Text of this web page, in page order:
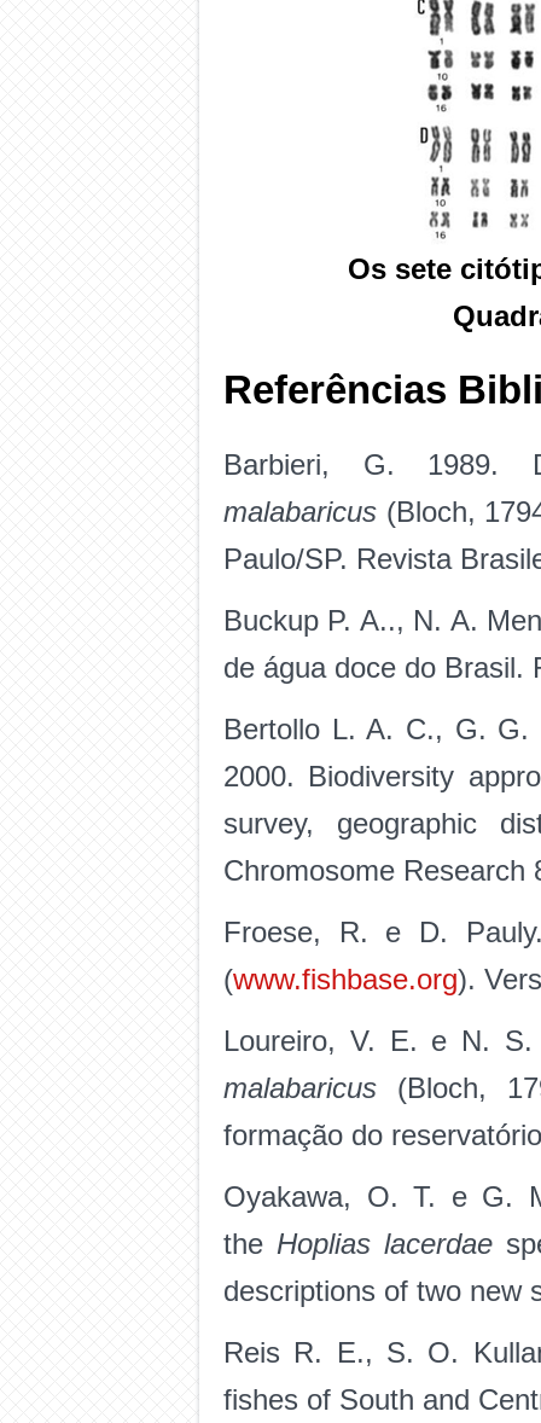
Os sete
Referências
Barbieri, G. 1989.
malabaricus (Bloch,
Paulo/SP. Revista
Buckup P. A.., N. A.
de água doce do Brasil.
Bertollo L. A. C., G. G.
2000. Biodiversity
survey, geographic
Chromosome Research
Froese, R. e D.
(www.fishbase.org).
Loureiro, V. E. e N.
malabaricus (Bloch,
formação do
Oyakawa, O. T. e G.
the Hoplias lacerdae
descriptions of two new
Reis R. E., S. O.
fishes of South and